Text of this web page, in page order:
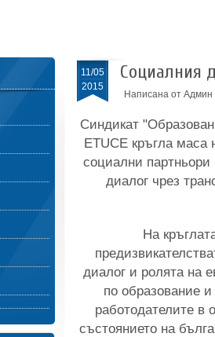
11/05
2015
Социалния
Написана от Админ
Синдикат
ETUCE кръгла маса
социални
диалог чрез
На
диалог и ролята на
по образование
работодателите в
състоянието на